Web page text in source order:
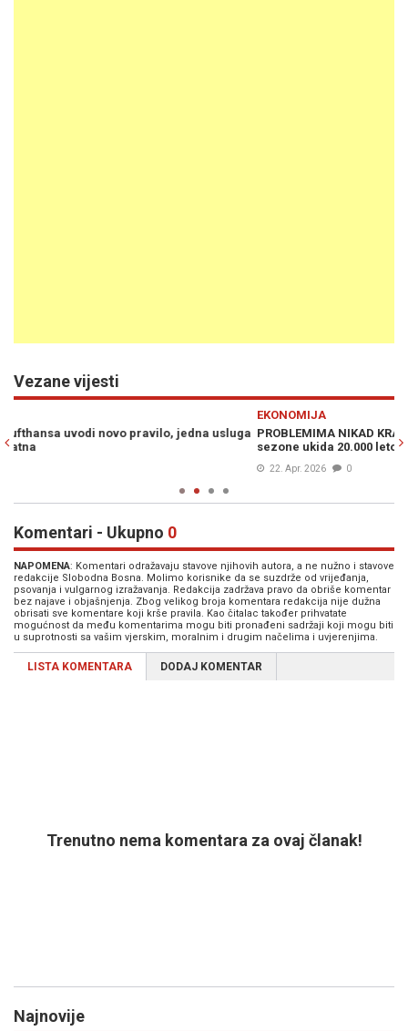
Vezane vijesti
PROBLEMIMA NIKAD KRAJA: Njemačka aviokompanija uoči ljetne
sezone ukida 20.000 letova, razlog je...
Komentari - Ukupno 0
NAPOMENA: Komentari odražavaju stavove njihovih autora, a ne nužno i stavove
redakcije Slobodna Bosna. Molimo korisnike da se suzdrže od vrijeđanja,
psovanja i vulgarnog izražavanja. Redakcija zadržava pravo da obriše komentar
bez najave i objašnjenja. Zbog velikog broja komentara redakcija nije dužna
obrisati sve komentare koji krše pravila. Kao čitalac također prihvatate
mogućnost da među komentarima mogu biti pronađeni sadržaji koji mogu biti
u suprotnosti sa vašim vjerskim, moralnim i drugim načelima i uvjerenjima.
LISTA KOMENTARA DODAJ KOMENTAR
Trenutno nema komentara za ovaj članak!
Najnovije